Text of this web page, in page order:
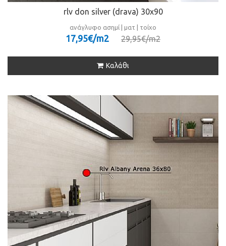
rlv don silver (drava) 30x90
ανάγλυφο ασημί | ματ | τοίχο
17,95€/m2 29,95€/m2
Καλάθι